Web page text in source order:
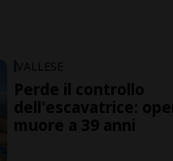
VALLESE
Perde il controllo
dell'escavatrice:
muore a 39 anni